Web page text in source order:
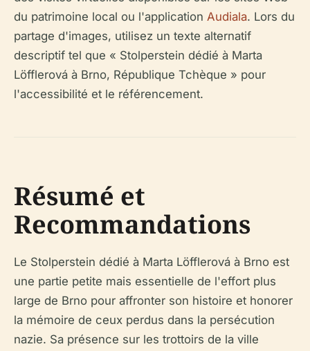
du patrimoine local ou l'application Audiala. Lors du
partage d'images, utilisez un texte alternatif
descriptif tel que « Stolperstein dédié à Marta
Löfflerová à Brno, République Tchèque » pour
l'accessibilité et le référencement.
Résumé et
Recommandations
Le Stolperstein dédié à Marta Löfflerová à Brno est
une partie petite mais essentielle de l'effort plus
large de Brno pour affronter son histoire et honorer
la mémoire de ceux perdus dans la persécution
nazie. Sa présence sur les trottoirs de la ville